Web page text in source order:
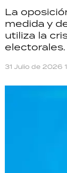
La
medida y
utiliza la
electorales.
31 Julio de 2026